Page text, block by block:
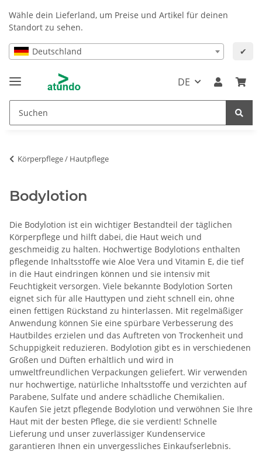
Wähle dein Lieferland, um Preise und Artikel für deinen
Standort zu sehen.
Deutschland ✔
DE
Körperpflege / Hautpflege
Bodylotion
Die Bodylotion ist ein wichtiger Bestandteil der täglichen
Körperpflege und hilft dabei, die Haut weich und
geschmeidig zu halten. Hochwertige Bodylotions enthalten
pflegende Inhaltsstoffe wie Aloe Vera und Vitamin E, die tief
in die Haut eindringen können und sie intensiv mit
Feuchtigkeit versorgen. Viele bekannte Bodylotion Sorten
eignet sich für alle Hauttypen und zieht schnell ein, ohne
einen fettigen Rückstand zu hinterlassen. Mit regelmäßiger
Anwendung können Sie eine spürbare Verbesserung des
Hautbildes erzielen und das Auftreten von Trockenheit und
Schuppigkeit reduzieren. Bodylotion gibt es in verschiedenen
Größen und Düften erhältlich und wird in
umweltfreundlichen Verpackungen geliefert. Wir verwenden
nur hochwertige, natürliche Inhaltsstoffe und verzichten auf
Parabene, Sulfate und andere schädliche Chemikalien.
Kaufen Sie jetzt pflegende Bodylotion und verwöhnen Sie Ihre
Haut mit der besten Pflege, die sie verdient! Schnelle
Lieferung und unser zuverlässiger Kundenservice
garantieren Ihnen ein unvergessliches Einkaufserlebnis.